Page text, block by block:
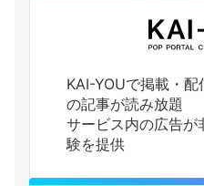
KAI-YOUで掲載・
の記事が読み放題
サービス内の広告が
験を提供